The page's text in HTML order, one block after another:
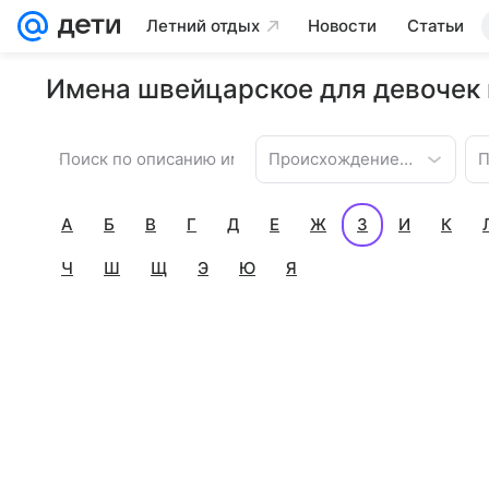
Летний отдых Новости Статьи
Имена швейцарское для девочек
Происхождение имени
А Б В Г Д Е Ж З И К
Ч Ш Щ Э Ю Я